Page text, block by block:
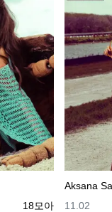
등록자
18모아 등록일
11.02